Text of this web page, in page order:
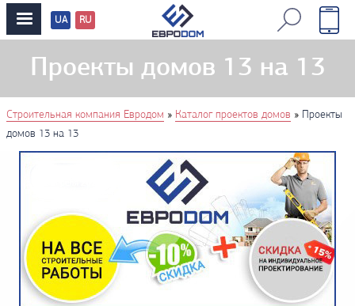
Проекты домов 13 на 13
Строительная компания Евродом » Каталог проектов домов » Проекты
домов 13 на 13
Перевод
UA RU